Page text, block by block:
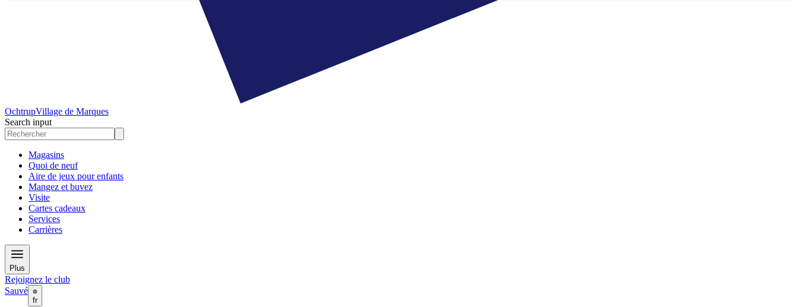
OchtrupVillage de Marques
Search input
Magasins
Quoi de neuf
Aire de jeux pour enfants
Mangez et buvez
Visite
Cartes cadeaux
Services
Carrières
Plus
Rejoignez le club
Sauvé
fr